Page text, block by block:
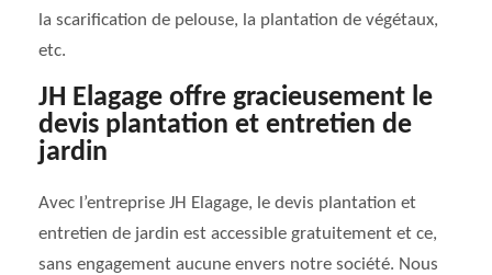
la scarification de pelouse, la plantation de végétaux,
etc.
JH Elagage offre gracieusement le
devis plantation et entretien de
jardin
Avec l’entreprise JH Elagage, le devis plantation et
entretien de jardin est accessible gratuitement et ce,
sans engagement aucune envers notre société. Nous